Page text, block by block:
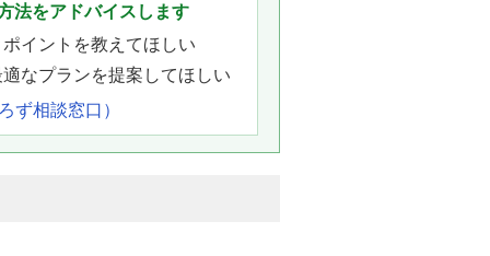
法をアドバイスします
イントを教えてほしい
なプランを提案してほしい
ず相談窓口）